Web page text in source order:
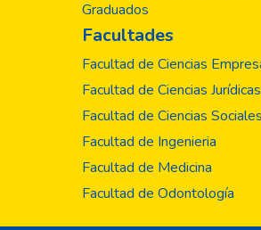
Graduados
Facultades
Facultad de Ciencias
Facultad de Ciencias Jurídicas
Facultad de Ciencias Sociales
Facultad de Ingenieria
Facultad de Medicina
Facultad de Odontología